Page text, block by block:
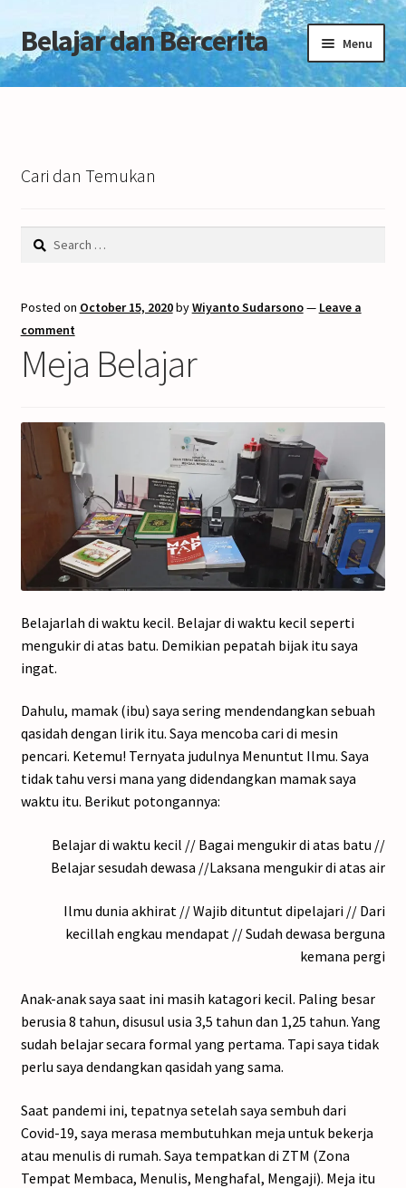
Skip
to
navigation
Skip
to
Belajar dan Bercerita Menu
Home
Cari dan Temukan
Search
Posted on October 15, 2020byWiyanto Sudarsono— Leave a
comment
Meja Belajar
Belajarlah di waktu kecil. Belajar di waktu kecil seperti
mengukir di atas batu. Demikian pepatah bijak itu saya
ingat.
Dahulu, mamak (ibu) saya sering mendendangkan sebuah
qasidah dengan lirik itu. Saya mencoba cari di mesin
pencari. Ketemu! Ternyata judulnya Menuntut Ilmu. Saya
tidak tahu versi mana yang didendangkan mamak saya
waktu itu. Berikut potongannya:
Belajar di waktu kecil // Bagai mengukir di atas batu //
Belajar sesudah dewasa //Laksana mengukir di atas air
Ilmu dunia akhirat // Wajib dituntut dipelajari // Dari
kecillah engkau mendapat // Sudah dewasa berguna
kemana pergi
Anak-anak saya saat ini masih katagori kecil. Paling besar
berusia 8 tahun, disusul usia 3,5 tahun dan 1,25 tahun. Yang
sudah belajar secara formal yang pertama. Tapi saya tidak
perlu saya dendangkan qasidah yang sama.
Saat pandemi ini, tepatnya setelah saya sembuh dari
Covid-19, saya merasa membutuhkan meja untuk bekerja
atau menulis di rumah. Saya tempatkan di ZTM (Zona
Tempat Membaca, Menulis, Menghafal, Mengaji). Meja itu